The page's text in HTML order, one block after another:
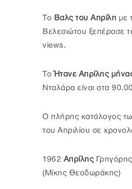
Το Βαλς του Απρίλη με
Βελεσιώτου ξεπέρασε
views.
ΤοΉτανε Απρίλης
Νταλάρα είναι στα
Ο πλήρης κατάλογος
του Απριλίου σε
1962 Απρίλης
(Μίκης Θεοδωράκης)